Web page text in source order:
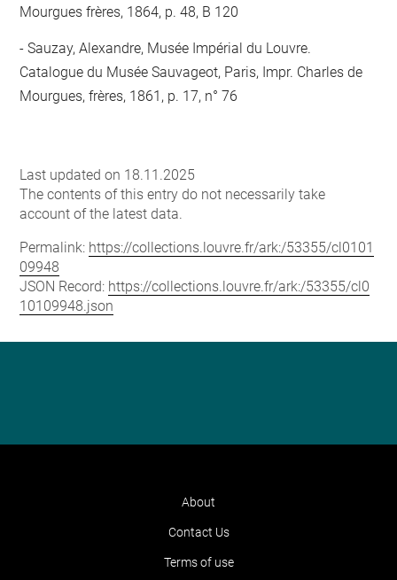
Mourgues frères, 1864, p. 48, B 120
Sauzay, Alexandre, Musée Impérial du Louvre.
Catalogue du Musée Sauvageot, Paris, Impr. Charles de
Mourgues, frères, 1861, p. 17, n° 76
Last updated on 18.11.2025
The contents of this entry do not necessarily take
account of the latest data.
Permalink: https://collections.louvre.fr/ark:/53355/cl0101
09948
JSON Record: https://collections.louvre.fr/ark:/53355/cl0
10109948.json
About
Contact Us
Terms of use